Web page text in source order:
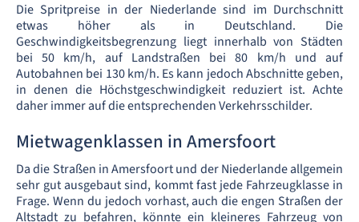
Die Spritpreise in der Niederlande sind im Durchschnitt
etwas höher als in Deutschland. Die
Geschwindigkeitsbegrenzung liegt innerhalb von Städten
bei 50 km/h, auf Landstraßen bei 80 km/h und auf
Autobahnen bei 130 km/h. Es kann jedoch Abschnitte geben,
in denen die Höchstgeschwindigkeit reduziert ist. Achte
daher immer auf die entsprechenden Verkehrsschilder.
Mietwagenklassen in Amersfoort
Da die Straßen in Amersfoort und der Niederlande allgemein
sehr gut ausgebaut sind, kommt fast jede Fahrzeugklasse in
Frage. Wenn du jedoch vorhast, auch die engen Straßen der
Altstadt zu befahren, könnte ein kleineres Fahrzeug von